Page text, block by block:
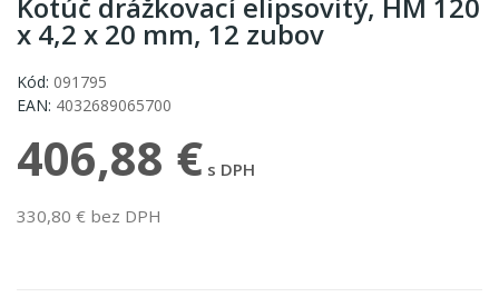
x 4,2 x 20 mm, 12 zubov
Kód: 091795
EAN: 4032689065700
406,88 € s DPH
330,80 € bez DPH